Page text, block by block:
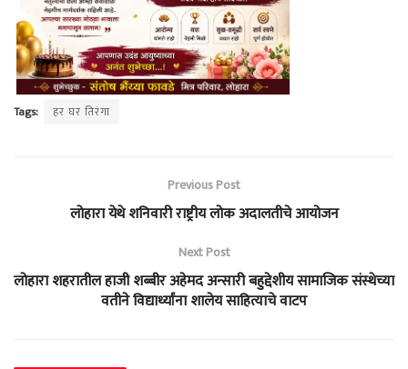
Tags: हर घर तिरंगा
Previous Post
लोहारा येथे शनिवारी राष्ट्रीय लोक अदालतीचे आयोजन
Next Post
लोहारा शहरातील हाजी शब्बीर अहेमद अन्सारी बहुद्देशीय सामाजिक संस्थेच्या
वतीने विद्यार्थ्यांना शालेय साहित्याचे वाटप